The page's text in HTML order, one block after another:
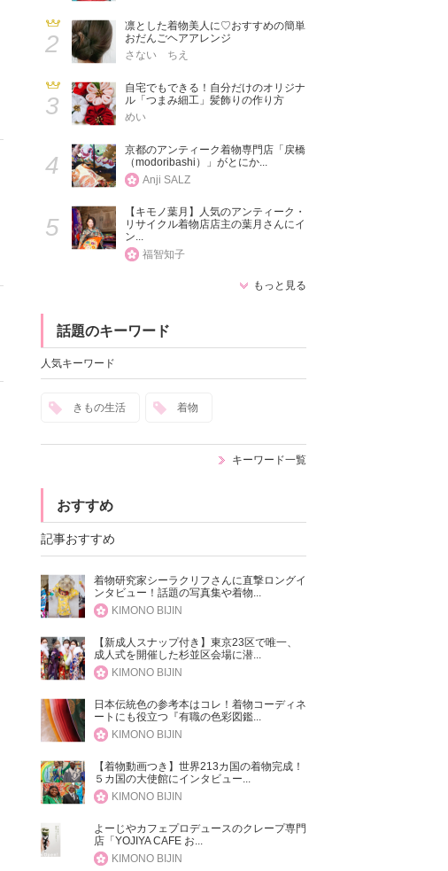
2
凛とした着物美人に♡おすすめの簡単
おだんごヘアアレンジ
さない ちえ
3
自宅でもできる！自分だけのオリジナ
ル「つまみ細工」髪飾りの作り方
めい
4
京都のアンティーク着物専門店「戻橋
（modoribashi）」がとにか...
Anji SALZ
5
【キモノ葉月】人気のアンティーク・
リサイクル着物店店主の葉月さんにイ
ン...
福智知子
もっと見る
話題のキーワード
人気キーワード
きもの生活 着物
キーワード一覧
おすすめ
記事おすすめ
着物研究家シーラクリフさんに直撃ロングイ
ンタビュー！話題の写真集や着物...
KIMONO BIJIN
【新成人スナップ付き】東京23区で唯一、
成人式を開催した杉並区会場に潜...
KIMONO BIJIN
日本伝統色の参考本はコレ！着物コーディネ
ートにも役立つ『有職の色彩図鑑...
KIMONO BIJIN
【着物動画つき】世界213カ国の着物完成！
５カ国の大使館にインタビュー...
KIMONO BIJIN
よーじやカフェプロデュースのクレープ専門
店「YOJIYA CAFE お...
KIMONO BIJIN